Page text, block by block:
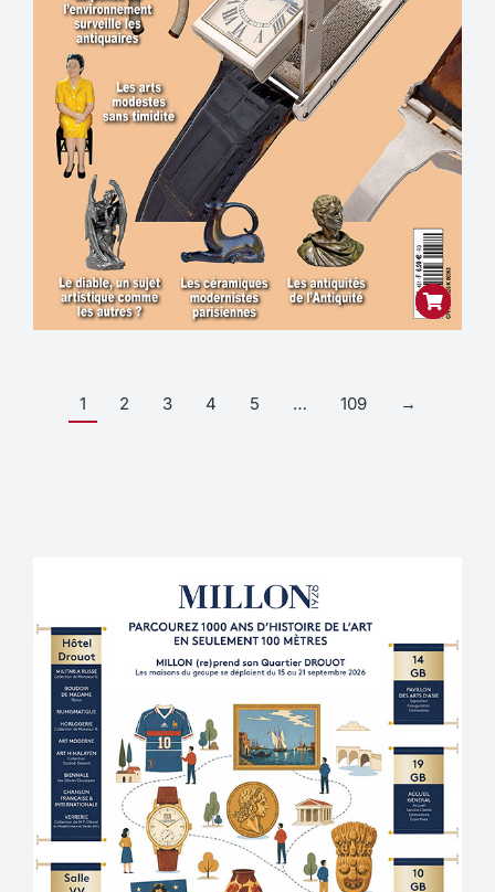
1 2 3 4 5 … 109 →